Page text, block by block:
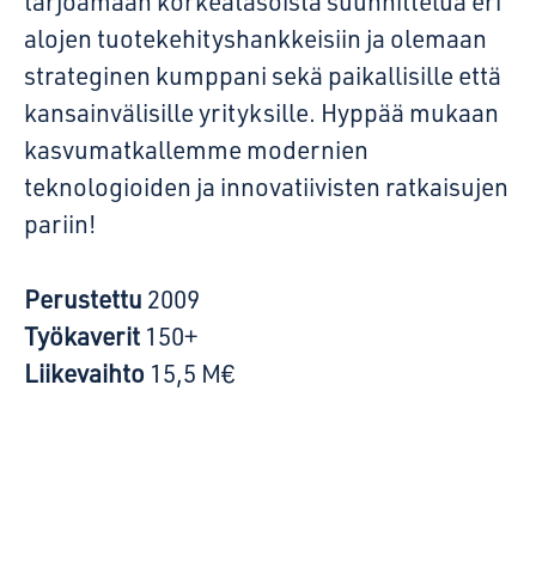
alojen tuotekehityshankkeisiin ja olemaan
strateginen kumppani sekä paikallisille että
kansainvälisille yrityksille. Hyppää mukaan
kasvumatkallemme modernien
teknologioiden ja innovatiivisten ratkaisujen
pariin!
Perustettu 2009
Työkaverit 150+
Liikevaihto 15,5 M€